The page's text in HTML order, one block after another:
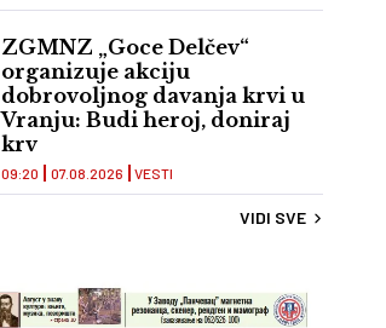
ZGMNZ „Goce Delčev“
organizuje akciju
dobrovoljnog davanja krvi u
Vranju: Budi heroj, doniraj
krv
VESTI
09:20 07.08.2026
VIDI SVE